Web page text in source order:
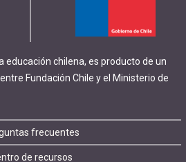
educación chilena, es producto de un
Fundación Chile y el Ministerio de
frecuentes
de recursos